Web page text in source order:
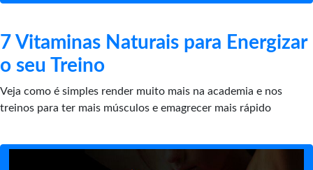
7 Vitaminas Naturais para Energizar
o seu Treino
Veja como é simples render muito mais na academia e nos
treinos para ter mais músculos e emagrecer mais rápido